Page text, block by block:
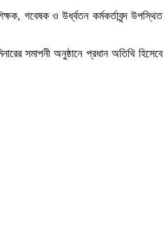
গবেষক ও উর্ধ্বতন কর্মকর্তাবৃন্দ উপস্থিত
সমাপনী অনুষ্ঠানে প্রধান অতিথি হিসেবে